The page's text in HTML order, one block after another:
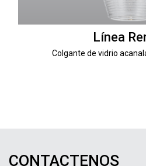
Línea
Colgante de vidrio
CONTACTENOS